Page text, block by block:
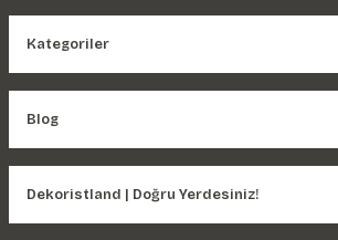
Kategoriler
Blog
Dekoristland | Doğru Yerdesiniz!